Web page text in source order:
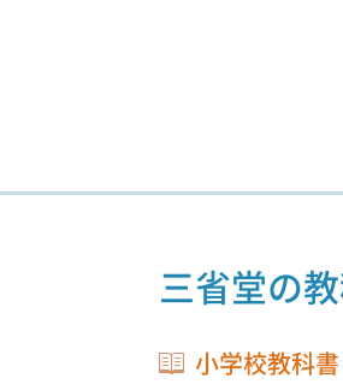
三省堂の
小学校教科書